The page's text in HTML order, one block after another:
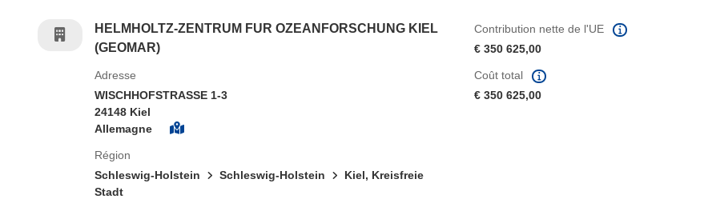
HELMHOLTZ-ZENTRUM FUR OZEANFORSCHUNG KIEL
(GEOMAR)
Contribution nette de l'UE
€ 350 625,00
Adresse
WISCHHOFSTRASSE 1-3
24148 Kiel
Allemagne
Région
Schleswig-Holstein
Schleswig-Holstein
Kiel, Kreisfreie
Stadt
Coût total
€ 350 625,00